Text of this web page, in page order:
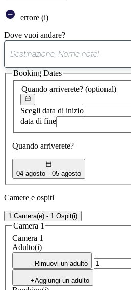
errore (i)
Dove vuoi andare?
Quando arriverete? (optional)
Scegli data di inizio
data di fine
Quando arriverete?
04 agosto 05 agosto
Booking Dates
Camere e ospiti
1 Camera(e) - 1 Ospit(i)
Camera 1
Camera 1
Adulto(i)
- Rimuovi un adulto
+Aggiungi un adulto